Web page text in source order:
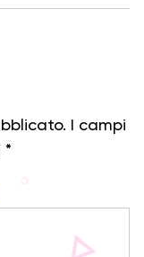
I campi
*